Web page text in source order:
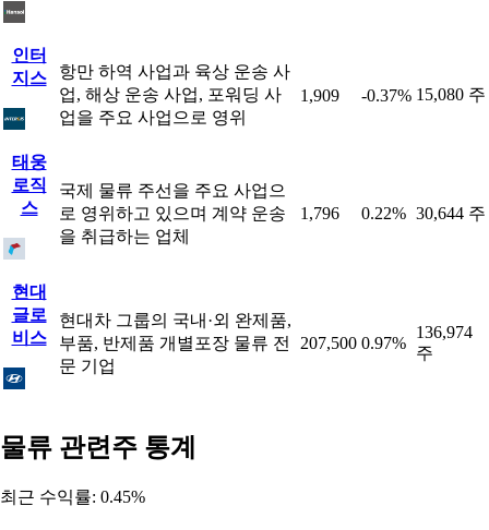
인터
지스
항만 하역 사업과 육상 운송 사
업, 해상 운송 사업, 포워딩 사
업을 주요 사업으로 영위
1,909 -0.37% 15,080 주
태웅
로직
스
국제 물류 주선을 주요 사업으
로 영위하고 있으며 계약 운송
을 취급하는 업체
1,796 0.22% 30,644 주
현대
글로
비스
현대차 그룹의 국내·외 완제품,
부품, 반제품 개별포장 물류 전
문 기업
207,500 0.97%
136,974
주
물류 관련주 통계
최근 수익률: 0.45%